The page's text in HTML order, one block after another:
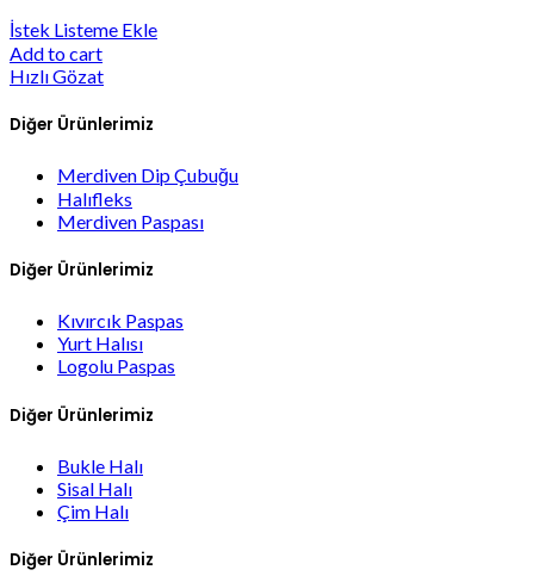
İstek Listeme Ekle
Add to cart
Hızlı Gözat
Diğer Ürünlerimiz
Merdiven Dip Çubuğu
Halıfleks
Merdiven Paspası
Diğer Ürünlerimiz
Kıvırcık Paspas
Yurt Halısı
Logolu Paspas
Diğer Ürünlerimiz
Bukle Halı
Sisal Halı
Çim Halı
Diğer Ürünlerimiz